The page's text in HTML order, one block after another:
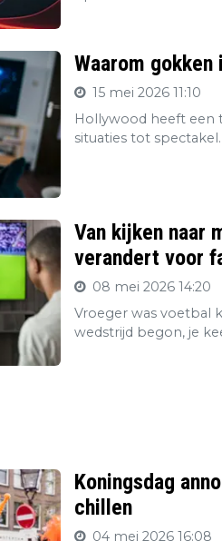
Waarom
15 mei 2026 11:10
Hollywood heeft een
situaties tot
Van kijken naar
verandert voor
08 mei 2026 14:20
Vroeger was voetbal
wedstrijd begon, je
Koningsdag
chillen
04 mei 2026 16:08